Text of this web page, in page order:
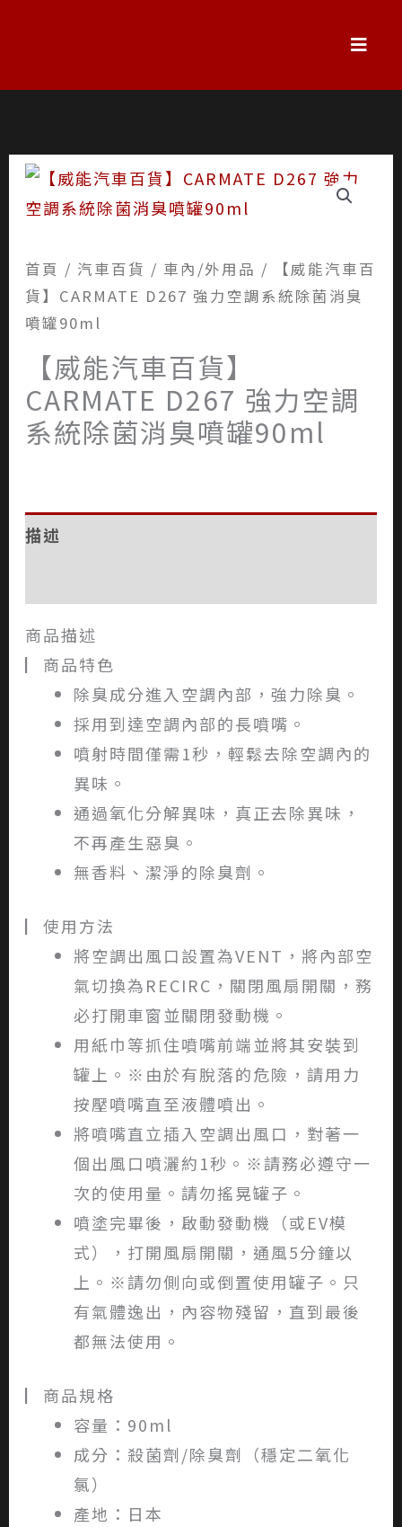
容
首頁 / 汽車百貨 / 車內/外用品 / 【威能汽車百
貨】CARMATE D267 強力空調系統除菌消臭
噴罐90ml
【威能汽車百貨】
CARMATE D267 強力空調
系統除菌消臭噴罐90ml
描述
商品描述
▏商品特色
除臭成分進入空調內部，強力除臭。
採用到達空調內部的長噴嘴。
噴射時間僅需1秒，輕鬆去除空調內的
異味。
通過氧化分解異味，真正去除異味，
不再產生惡臭。
無香料、潔淨的除臭劑。
▏使用方法
將空調出風口設置為VENT，將內部空
氣切換為RECIRC，關閉風扇開關，務
必打開車窗並關閉發動機。
用紙巾等抓住噴嘴前端並將其安裝到
罐上。※由於有脫落的危險，請用力
按壓噴嘴直至液體噴出。
將噴嘴直立插入空調出風口，對著一
個出風口噴灑約1秒。※請務必遵守一
次的使用量。請勿搖晃罐子。
噴塗完畢後，啟動發動機（或EV模
式），打開風扇開關，通風5分鐘以
上。※請勿側向或倒置使用罐子。只
有氣體逸出，內容物殘留，直到最後
都無法使用。
▏商品規格
容量：90ml
成分：殺菌劑/除臭劑（穩定二氧化
氯）
產地：日本